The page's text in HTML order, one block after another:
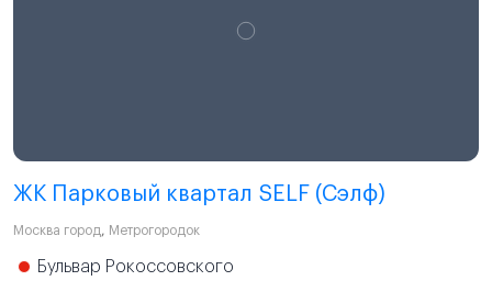
ЖК Парковый квартал SELF (Сэлф)
Москва город, Метрогородок
Бульвар Рокоссовского